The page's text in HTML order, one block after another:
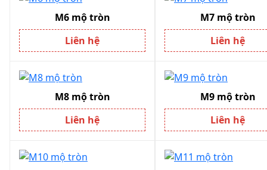
M6 mộ tròn
Liên hệ
M7 mộ tròn
Liên hệ
M8 mộ tròn
Liên hệ
M9 mộ tròn
Liên hệ